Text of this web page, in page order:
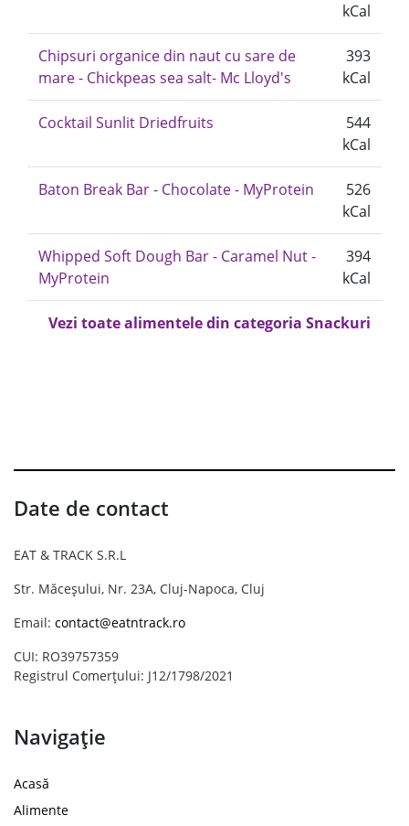
kCal
Chipsuri organice din naut cu sare de
mare - Chickpeas sea salt- Mc Lloyd's
393
kCal
Cocktail Sunlit Driedfruits
544
kCal
Baton Break Bar - Chocolate - MyProtein
526
kCal
Whipped Soft Dough Bar - Caramel Nut -
MyProtein
394
kCal
Vezi toate alimentele din categoria Snackuri
Date de contact
EAT & TRACK S.R.L
Str. Măceșului, Nr. 23A, Cluj-Napoca, Cluj
Email: contact@eatntrack.ro
CUI: RO39757359
Registrul Comerțului: J12/1798/2021
Navigație
Acasă
Alimente